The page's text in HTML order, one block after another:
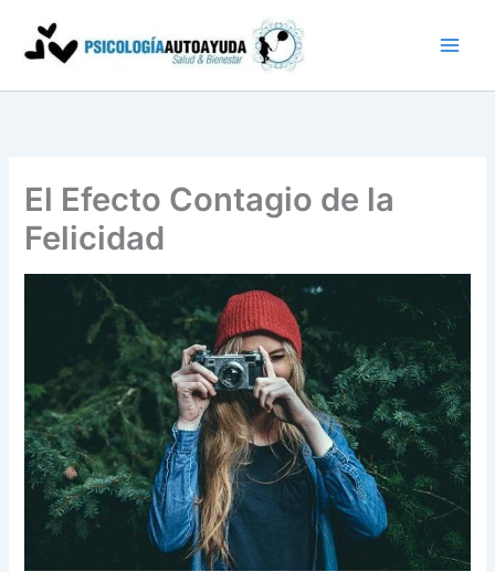
contenido
El Efecto Contagio de la
Felicidad